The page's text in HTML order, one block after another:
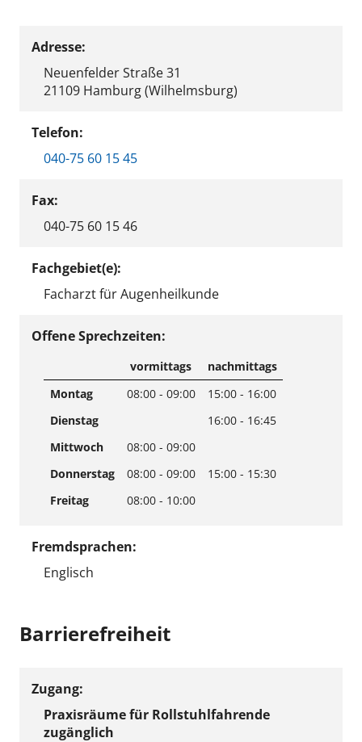
Adresse:
Neuenfelder Straße 31
21109 Hamburg (Wilhelmsburg)
Telefon:
040-75 60 15 45
Fax:
040-75 60 15 46
Fachgebiet(e):
Facharzt für Augenheilkunde
Offene Sprechzeiten:
vormittags
nachmittags
Montag
08:00 - 09:00
15:00 - 16:00
Dienstag
16:00 - 16:45
Mittwoch
08:00 - 09:00
Donnerstag
08:00 - 09:00
15:00 - 15:30
Freitag
08:00 - 10:00
Fremdsprachen:
Englisch
Barrierefreiheit
Zugang:
Praxisräume für Rollstuhlfahrende
zugänglich